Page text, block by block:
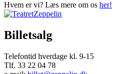
Hvem er vi? Læs mere om os her!
Billetsalg
Telefontid hverdage kl. 9-15
Tlf. 33 22 04 78